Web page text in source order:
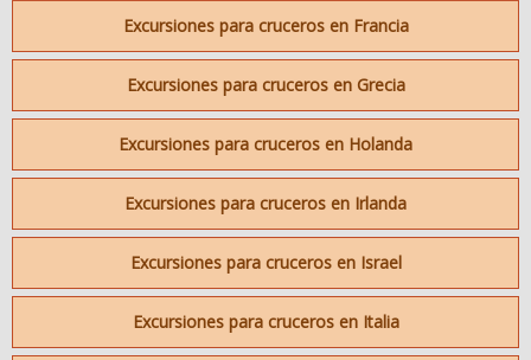
Excursiones para cruceros en Francia
Excursiones para cruceros en Grecia
Excursiones para cruceros en Holanda
Excursiones para cruceros en Irlanda
Excursiones para cruceros en Israel
Excursiones para cruceros en Italia